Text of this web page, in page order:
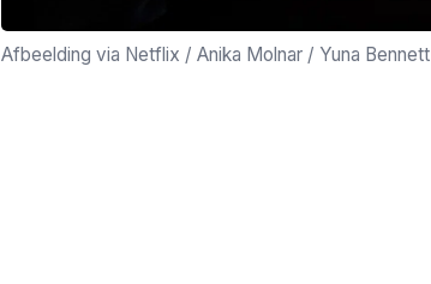
Afbeelding via Netflix / Anika Molnar / Yuna Bennett